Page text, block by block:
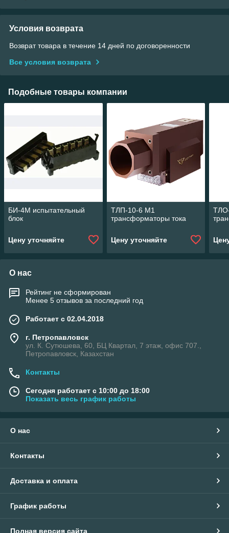
Условия возврата
Возврат товара в течение 14 дней по договоренности
Все условия возврата
Подобные товары компании
БИ-4М испытательный
блок
Цену уточняйте
ТЛП-10-6 М1
трансформаторы тока
Цену уточняйте
О нас
Рейтинг не сформирован
Менее 5 отзывов за последний год
Работает с 02.04.2018
г. Петропавловск
ул. К. Сутюшева, 60, БЦ Квартал, 7 этаж, офис 707.,
Петропавловск, Казахстан
Контакты
Сегодня работает с 10:00 до 18:00
Показать весь график работы
О нас
Контакты
Доставка и оплата
График работы
Полная версия сайта